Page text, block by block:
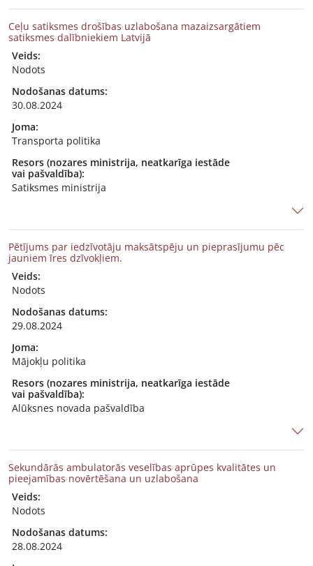
Ceļu satiksmes drošības uzlabošana mazaizsargātiem
satiksmes dalībniekiem Latvijā
Veids:
Nodots
Nodošanas datums:
30.08.2024
Joma:
Transporta politika
Resors (nozares ministrija, neatkarīga iestāde
vai pašvaldība):
Satiksmes ministrija
Pētījums par iedzīvotāju maksātspēju un pieprasījumu pēc
jauniem īres dzīvokļiem.
Veids:
Nodots
Nodošanas datums:
29.08.2024
Joma:
Mājokļu politika
Resors (nozares ministrija, neatkarīga iestāde
vai pašvaldība):
Alūksnes novada pašvaldība
Sekundārās ambulatorās veselības aprūpes kvalitātes un
pieejamības novērtēšana un uzlabošana
Veids:
Nodots
Nodošanas datums:
28.08.2024